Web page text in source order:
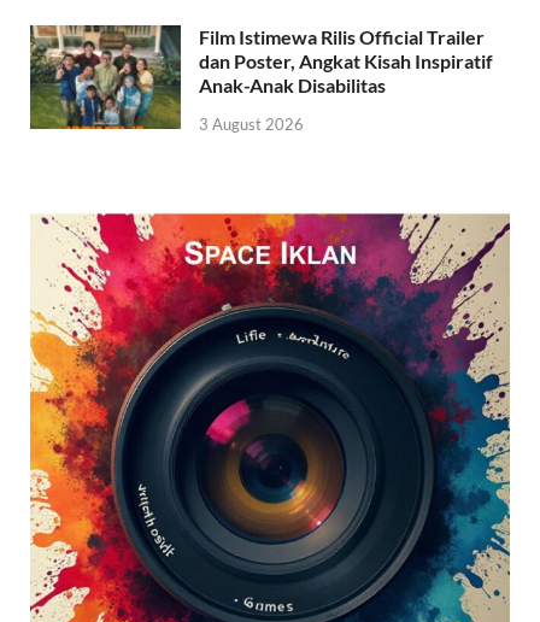
Film Istimewa Rilis Official Trailer
dan Poster, Angkat Kisah Inspiratif
Anak-Anak Disabilitas
3 August 2026